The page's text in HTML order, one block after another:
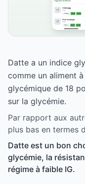
Datte a un indice
comme un aliment
glycémique de 18
sur la glycémie.
Par rapport aux
plus bas en termes
Datte est un bon
glycémie, la
régime à faible IG.